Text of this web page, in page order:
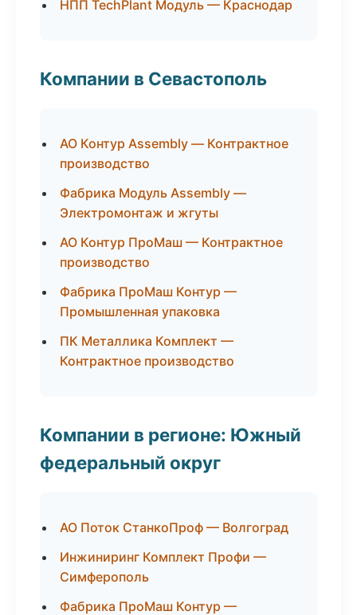
НПП TechPlant Модуль — Краснодар
Компании в Севастополь
АО Контур Assembly — Контрактное
производство
Фабрика Модуль Assembly —
Электромонтаж и жгуты
АО Контур ПроМаш — Контрактное
производство
Фабрика ПроМаш Контур —
Промышленная упаковка
ПК Металлика Комплект —
Контрактное производство
Компании в регионе: Южный
федеральный округ
АО Поток СтанкоПроф — Волгоград
Инжиниринг Комплект Профи —
Симферополь
Фабрика ПроМаш Контур —